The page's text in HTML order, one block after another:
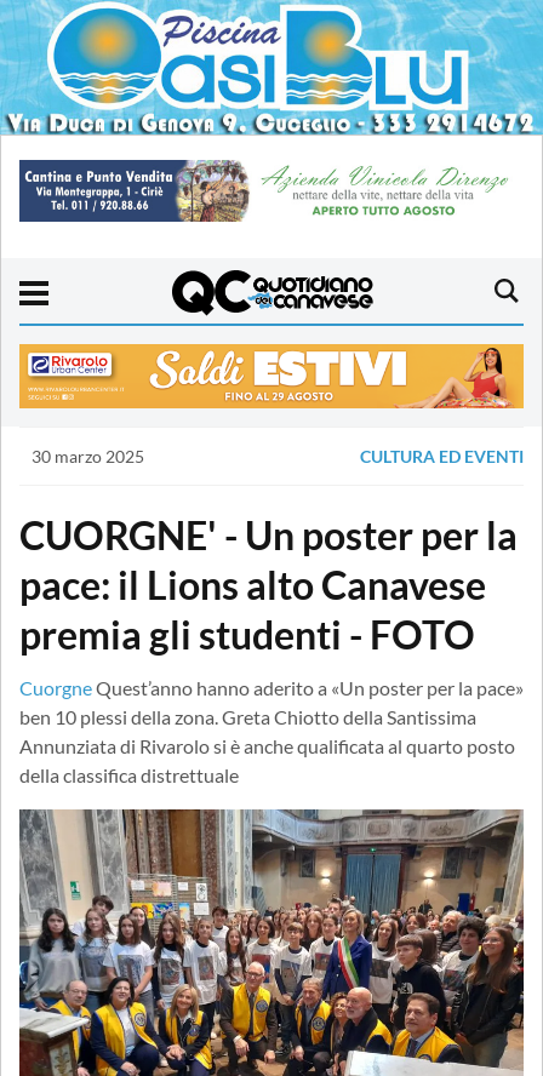
30 marzo 2025 CULTURA ED EVENTI
CUORGNE' - Un poster per la
pace: il Lions alto Canavese
premia gli studenti - FOTO
CuorgneQuest’anno hanno aderito a «Un poster per la pace»
ben 10 plessi della zona. Greta Chiotto della Santissima
Annunziata di Rivarolo si è anche qualificata al quarto posto
della classifica distrettuale